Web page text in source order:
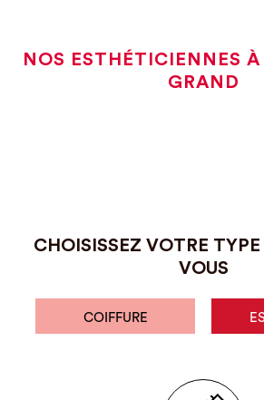
NOS ESTHÉTICIENNES
GRAND
CHOISISSEZ VOTRE
VOUS
COIFFURE